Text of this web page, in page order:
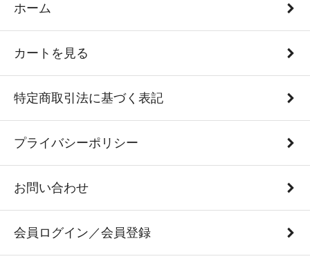
ホーム
カートを見る
特定商取引法に基づく表記
プライバシーポリシー
お問い合わせ
会員ログイン／会員登録